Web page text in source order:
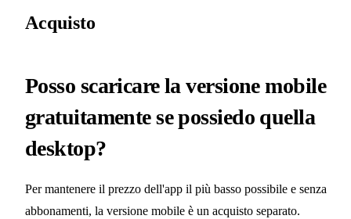
Acquisto
Posso scaricare la versione mobile
gratuitamente se possiedo quella
desktop?
Per mantenere il prezzo dell'app il più basso possibile e senza
abbonamenti, la versione mobile è un acquisto separato.